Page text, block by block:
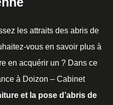
les attraits des abris de
vous en savoir plus à
en acquérir un ? Dans ce
à Doizon – Cabinet
et la pose d’abris de